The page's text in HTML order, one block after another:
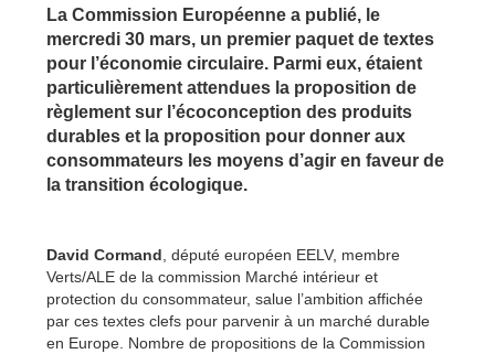
La Commission Européenne a publié, le
mercredi 30 mars, un premier paquet de textes
pour l’économie circulaire. Parmi eux, étaient
particulièrement attendues la proposition de
règlement sur l’écoconception des produits
durables et la proposition pour donner aux
consommateurs les moyens d’agir en faveur de
la transition écologique.
David Cormand , député européen EELV, membre
Verts/ALE de la commission Marché intérieur et
protection du consommateur, salue l’ambition affichée
par ces textes clefs pour parvenir à un marché durable
en Europe. Nombre de propositions de la Commission